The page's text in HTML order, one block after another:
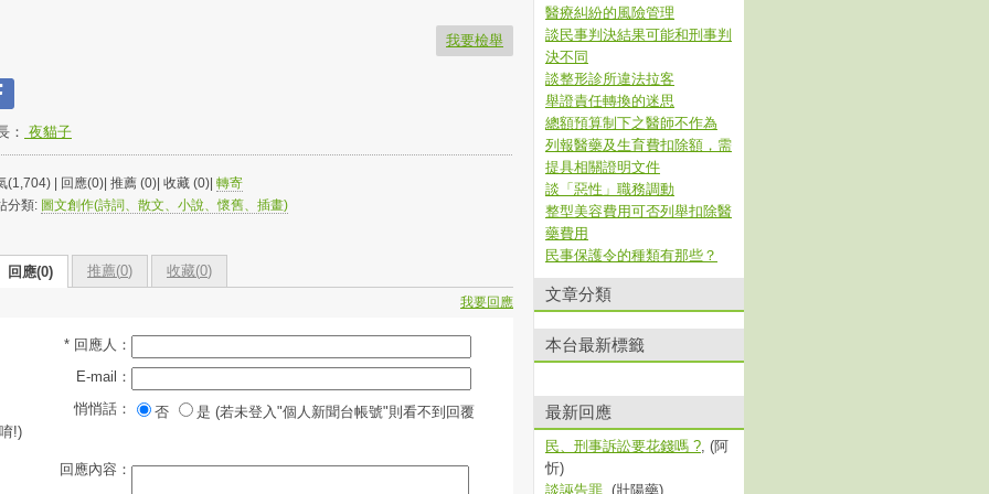
我要檢舉
： 夜貓子
(1,704) | 回應(0)| 推薦 (0)| 收藏 (0)| 轉寄
分類: 圖文創作(詩詞、散文、小說、懷舊、插畫)
回應(0) 推薦(0) 收藏(0)
我要回應
* 回應人：
E-mail：
悄悄話：
否
是 (若未登入"個人新聞台帳號"則看不到回覆
唷!)
回應內容：
醫療糾紛的風險管理
談民事判決結果可能和刑事判
決不同
談整形診所違法拉客
舉證責任轉換的迷思
總額預算制下之醫師不作為
列報醫藥及生育費扣除額，需
提具相關證明文件
談「惡性」職務調動
整型美容費用可否列舉扣除醫
藥費用
民事保護令的種類有那些？
文章分類
本台最新標籤
最新回應
民、刑事訴訟要花錢嗎 ?, (阿
忻)
談誣告罪 , (壯陽藥)